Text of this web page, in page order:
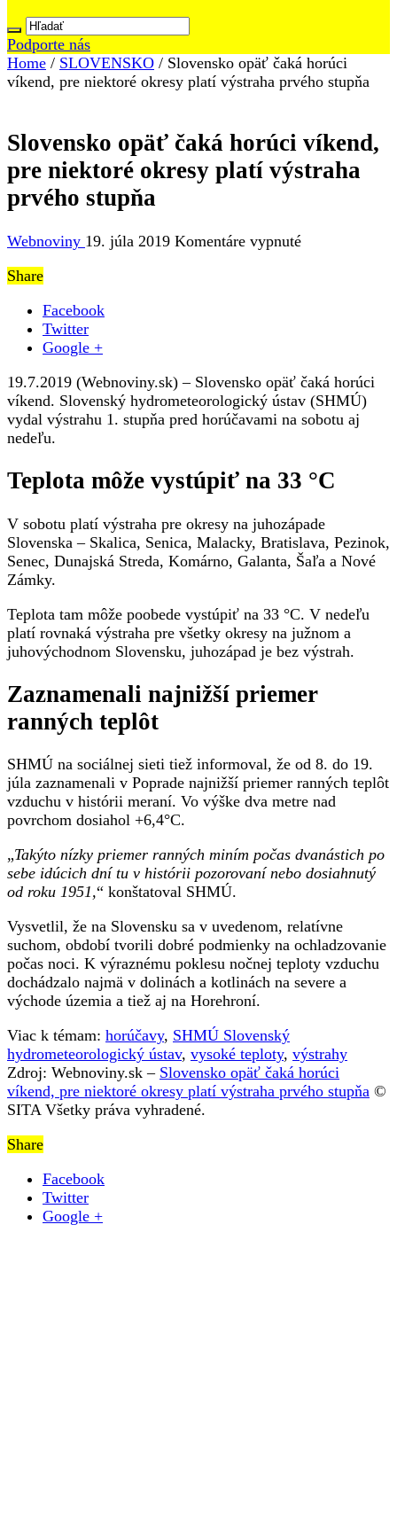
Podporte nás
Home / SLOVENSKO / Slovensko opäť čaká horúci
víkend, pre niektoré okresy platí výstraha prvého stupňa
Slovensko opäť čaká horúci víkend,
pre niektoré okresy platí výstraha
prvého stupňa
Webnoviny 19. júla 2019 Komentáre vypnuténa
okresy
platí
výstraha
Share
Facebook
Twitter
Google +
19.7.2019 (Webnoviny.sk) – Slovensko opäť čaká horúci
víkend. Slovenský hydrometeorologický ústav (SHMÚ)
vydal výstrahu 1. stupňa pred horúčavami na sobotu aj
nedeľu.
Teplota môže vystúpiť na 33 °C
V sobotu platí výstraha pre okresy na juhozápade
Slovenska – Skalica, Senica, Malacky, Bratislava, Pezinok,
Senec, Dunajská Streda, Komárno, Galanta, Šaľa a Nové
Zámky.
Teplota tam môže poobede vystúpiť na 33 °C. V nedeľu
platí rovnaká výstraha pre všetky okresy na južnom a
juhovýchodnom Slovensku, juhozápad je bez výstrah.
Zaznamenali najnižší priemer
ranných teplôt
SHMÚ na sociálnej sieti tiež informoval, že od 8. do 19.
júla zaznamenali v Poprade najnižší priemer ranných teplôt
vzduchu v histórii meraní. Vo výške dva metre nad
povrchom dosiahol +6,4°C.
„Takýto nízky priemer ranných miním počas dvanástich po
sebe idúcich dní tu v histórii pozorovaní nebo dosiahnutý
od roku 1951,“ konštatoval SHMÚ.
Vysvetlil, že na Slovensku sa v uvedenom, relatívne
suchom, období tvorili dobré podmienky na ochladzovanie
počas noci. K výraznému poklesu nočnej teploty vzduchu
dochádzalo najmä v dolinách a kotlinách na severe a
východe územia a tiež aj na Horehroní.
Viac k témam: horúčavy, SHMÚ Slovenský
hydrometeorologický ústav, vysoké teploty, výstrahy
Zdroj: Webnoviny.sk – Slovensko opäť čaká horúci
víkend, pre niektoré okresy platí výstraha prvého stupňa ©
SITA Všetky práva vyhradené.
Share
Facebook
Twitter
Google +